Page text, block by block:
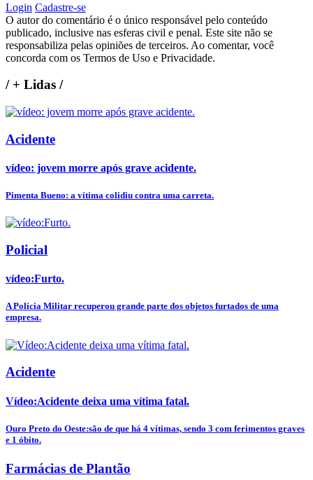
Login Cadastre-se
O autor do comentário é o único responsável pelo conteúdo
publicado, inclusive nas esferas civil e penal. Este site não se
responsabiliza pelas opiniões de terceiros. Ao comentar, você
concorda com os Termos de Uso e Privacidade.
/+ Lidas /
Acidente
vídeo: jovem morre após grave acidente.
Pimenta Bueno: a vítima colidiu contra uma carreta.
Policial
vídeo:Furto.
A Polícia Militar recuperou grande parte dos objetos furtados de uma
empresa.
Acidente
Vídeo:Acidente deixa uma vítima fatal.
Ouro Preto do Oeste:são de que há 4 vítimas, sendo 3 com ferimentos graves
e 1 óbito.
Farmácias de Plantão